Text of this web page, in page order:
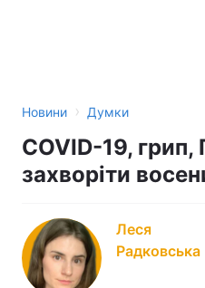
Новини › Думки
COVID-19, грип,
захворіти
Леся
Радковська